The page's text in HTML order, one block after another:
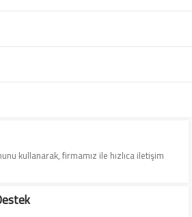
kullanarak, firmamız ile hızlıca iletişim
Yaz